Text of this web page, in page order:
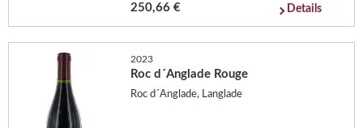
250,66 € Details
2023
Roc d´Anglade Rouge
Roc d´Anglade, Langlade